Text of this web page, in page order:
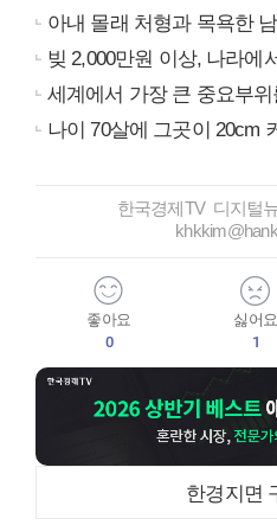
아내 몰래 처형과 목욕한
빚 2,000만원 이상, 나라에
세계에서 가장 큰 중요부
나이 70살에 그곳이 20cm
한국경제TV 디지털
좋아요
0
싫어요
1
한경지면